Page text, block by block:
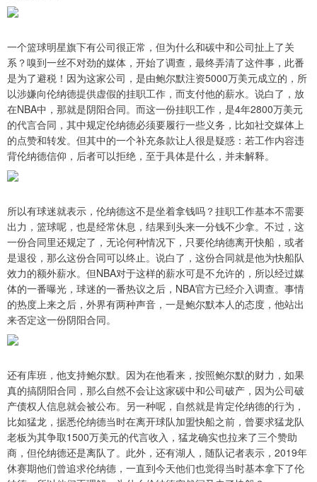
一个篮球明星旗下有公司很正常，但为什么和碳中和公司扯上了关
系？嗅到一丝不对劲的媒体，开始了调查，最终弄清了这件事，此番
是为了避税！因为这家公司，是由鲍尔默注资5000万美元成立的，所
以涉嫌向伦纳德提供虚假的挂职工作，而支付他的薪水。说白了，放
在NBA中，那就是阴阳合同。而这一份挂职工作，是4年2800万美元
的代言合同，其中规定伦纳德必须要履行一些义务，比如社交媒体上
的点赞和转发。但其中的一个补充条款让人很是疑惑：若工作内容违
背伦纳德信仰，后者可以拒绝，至于具体是什么，并未解释。
所以有球迷就表示，伦纳德这不是坐着拿钱吗？挂职工作基本不需要
出力，篮球呢，也是经常休息，结果到头来一分钱不少拿。不过，这
一份合同里还规定了，无论何种情况下，只要伦纳德离开快船，或者
是退役，那么这份合同可以终止。说白了，这份合同就是他为快船队
效力的额外薪水。但NBA对于这样的薪水可是不允许的，所以经过媒
体的一番曝光，球迷的一番热议之后，NBA官方已经介入调查。事情
的热度上来之后，外界有两种声音，一是鲍尔默本人的态度，他站出
来否定这一份阴阳合同。
还有库班，他支持鲍尔默。因为在他看来，按照鲍尔默的财力，如果
真的搞阴阳合同，那么自然不会让这家碳中和公司破产，因为公司破
产债权人信息就会被公布。另一种呢，自然就是肯定伦纳德的行为，
比如猛龙，据悉伦纳德当时在离开球队加盟快船之前，曾要求猛龙队
老板为其争取1500万美元的代言收入，猛龙确实也拉来了三个赞助
商，但伦纳德还是离队了。此外，还有湖人，随队记者表示，2019年
休赛期他们曾追求伦纳德，一直到今天他们也觉得当时基本拿下了伦